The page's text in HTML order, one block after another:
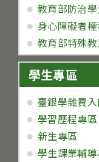
教育部防治
身心障礙者
教育部特殊
學生專區
臺銀學雜費
學習歷程專區
新生專區
學生課業輔